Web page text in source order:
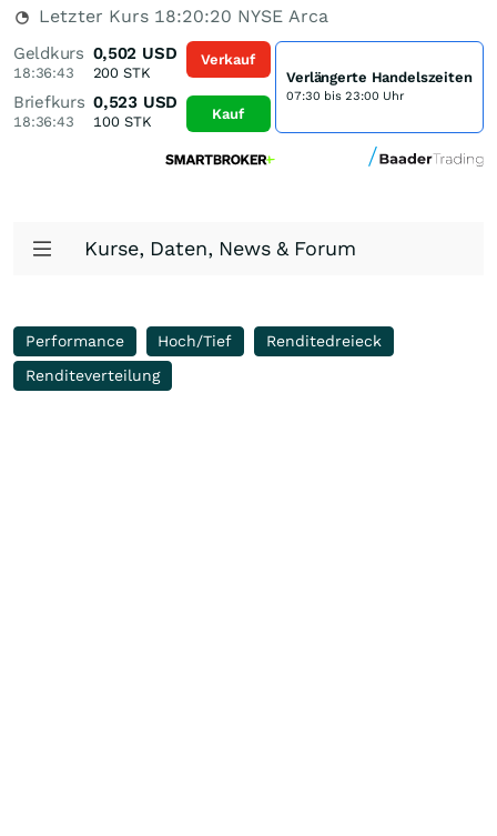
Letzter Kurs 18:20:20 NYSE Arca
Geldkurs
18:36:43
0,502 USD
200 STK
Briefkurs
18:36:43
0,523 USD
100STK
Verkauf
Kauf
Verlängerte Handelszeiten
07:30 bis 23:00 Uhr
Kurse, Daten, News & Forum
Performance Hoch/Tief
Renditedreieck
Renditeverteilung